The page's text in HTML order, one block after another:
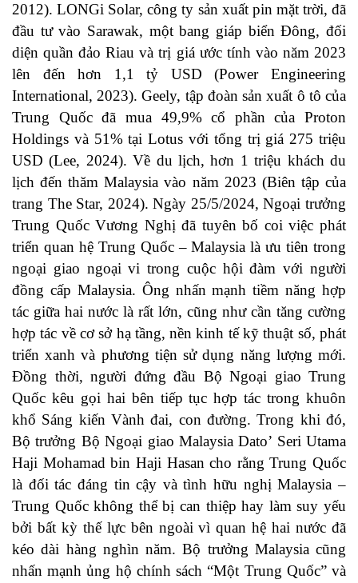
2012). LONGi Solar, công ty sản xuất pin mặt trời, đã
đầu tư vào Sarawak, một bang giáp biển Đông, đối
diện quần đảo Riau và trị giá ước tính vào năm 2023
lên đến hơn 1,1 tỷ USD (Power Engineering
International, 2023). Geely, tập đoàn sản xuất ô tô của
Trung Quốc đã mua 49,9% cổ phần của Proton
Holdings và 51% tại Lotus với tổng trị giá 275 triệu
USD (Lee, 2024). Về du lịch, hơn 1 triệu khách du
lịch đến thăm Malaysia vào năm 2023 (Biên tập của
trang The Star, 2024). Ngày 25/5/2024, Ngoại trưởng
Trung Quốc Vương Nghị đã tuyên bố coi việc phát
triển quan hệ Trung Quốc – Malaysia là ưu tiên trong
ngoại giao ngoại vi trong cuộc hội đàm với người
đồng cấp Malaysia. Ông nhấn mạnh tiềm năng hợp
tác giữa hai nước là rất lớn, cũng như cần tăng cường
hợp tác về cơ sở hạ tầng, nền kinh tế kỹ thuật số, phát
triển xanh và phương tiện sử dụng năng lượng mới.
Đồng thời, người đứng đầu Bộ Ngoại giao Trung
Quốc kêu gọi hai bên tiếp tục hợp tác trong khuôn
khổ Sáng kiến Vành đai, con đường. Trong khi đó,
Bộ trưởng Bộ Ngoại giao Malaysia Dato’ Seri Utama
Haji Mohamad bin Haji Hasan cho rằng Trung Quốc
là đối tác đáng tin cậy và tình hữu nghị Malaysia –
Trung Quốc không thể bị can thiệp hay làm suy yếu
bởi bất kỳ thế lực bên ngoài vì quan hệ hai nước đã
kéo dài hàng nghìn năm. Bộ trưởng Malaysia cũng
nhấn mạnh ủng hộ chính sách “Một Trung Quốc” và